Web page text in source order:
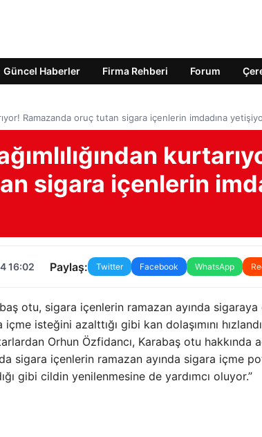
Güncel Haberler Firma Rehberi Forum
Ramazanda oruç tutan sigara içenlerin imdadına
sigara içenlerin
16:02 Paylaş: Twitter Facebook WhatsApp
otu, sigara içenlerin ramazan ayında sigaraya
isteğini azalttığı gibi kan dolaşımını
Orhun Özfidancı, Karabaş otu hakkında
sigara içenlerin ramazan ayında sigara içme
gibi cildin yenilenmesine de yardımcı oluyor.”